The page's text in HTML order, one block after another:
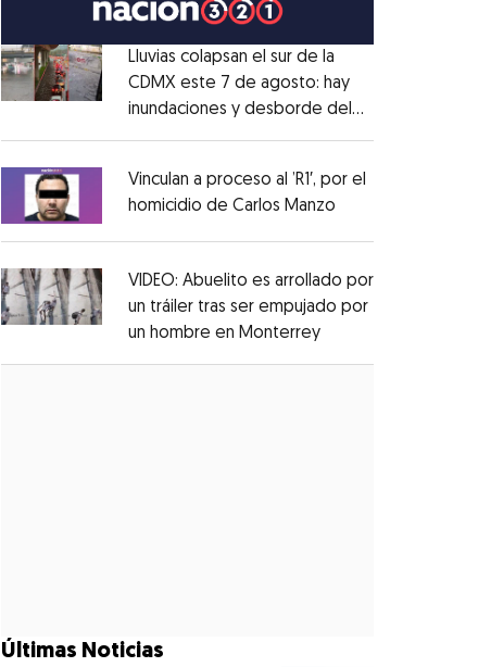
Opens in new window
Lluvias colapsan el sur de la
CDMX este 7 de agosto: hay
inundaciones y desborde del
Opens in new window
Vinculan a proceso al ’R1′, por el
homicidio de Carlos Manzo
Opens in new window
VIDEO: Abuelito es arrollado por
un tráiler tras ser empujado por
un hombre en MonterreyOpens in new
Últimas Noticias